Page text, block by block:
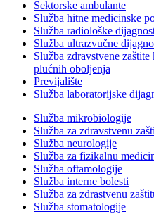
Sektorske ambulante
Služba hitne medicinske
Služba radiološke
Služba ultrazvučne
Služba zdravstvene
plućnih oboljenja
Previjalište
Služba laboratorijske
Služba mikrobiologije
Služba za zdravstvenu
Služba neurologije
Služba za fizikalnu
Služba oftamologije
Služba interne bolesti
Služba za zdrastvenu
Služba stomatologije